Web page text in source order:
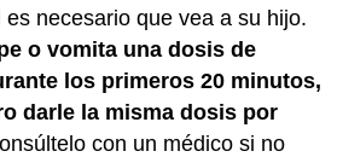
necesario que vea a su hijo.
o vomita una dosis de
los primeros 20 minutos,
darle la misma dosis por
con un médico si no